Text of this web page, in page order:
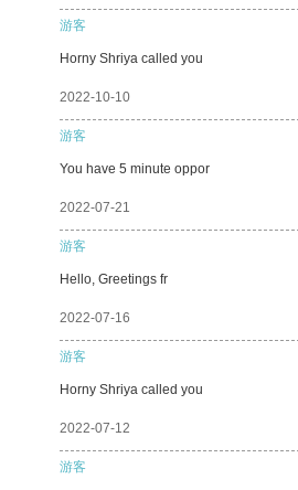
游客
Horny Shriya called you
2022-10-10
游客
You have 5 minute oppor
2022-07-21
游客
Hello, Greetings fr
2022-07-16
游客
Horny Shriya called you
2022-07-12
游客